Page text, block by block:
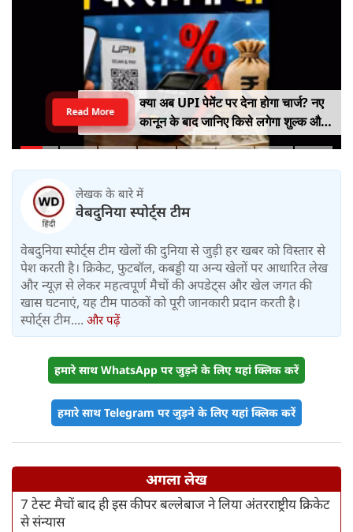
क्या अब UPI पेमेंट पर देना होगा चार्ज? नए
कानून के बाद जानिए किसे लगेगा शुल्क और
किसे नहीं
Read More
लेखक के बारे में
वेबदुनिया स्पोर्ट्स टीम
वेबदुनिया स्पोर्ट्स टीम खेलों की दुनिया से जुड़ी हर खबर को विस्तार से
पेश करती है। क्रिकेट, फुटबॉल, कबड्डी या अन्य खेलों पर आधारित लेख
और न्यूज़ से लेकर महत्वपूर्ण मैचों की अपडेट्स और खेल जगत की
खास घटनाएं, यह टीम पाठकों को पूरी जानकारी प्रदान करती है।
स्पोर्ट्स टीम.... और पढ़ें
हमारे साथ WhatsApp पर जुड़ने के लिए यहां क्लिक करें
हमारे साथ Telegram पर जुड़ने के लिए यहां क्लिक करें
अगला लेख
7 टेस्ट मैचों बाद ही इस कीपर बल्लेबाज ने लिया अंतरराष्ट्रीय क्रिकेट
से संन्यास